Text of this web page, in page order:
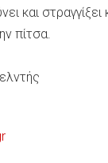
και στραγγίξει
πίτσα.